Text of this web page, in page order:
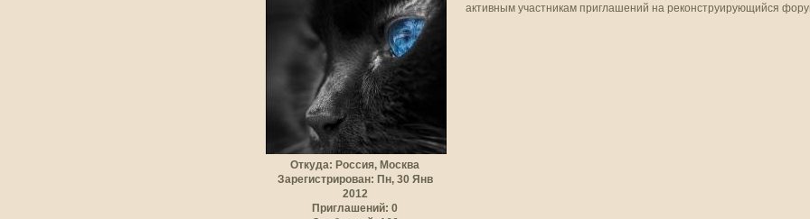
Откуда: Россия, Москва
Зарегистрирован: Пн, 30 Янв
2012
Приглашений: 0
активным участникам приглашений на реконструирующийся